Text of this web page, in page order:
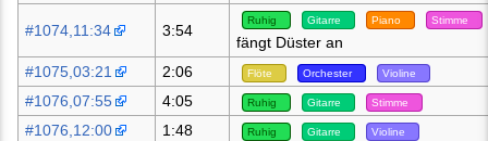
#1074,11:34 3:54
Ruhig Gitarre Piano Stimme
fängt Düster an
#1075,03:21
2:06 Flöte Orchester Violine
#1076,07:55 4:05 Ruhig Gitarre Stimme
#1076,12:00 1:48 Ruhig Gitarre Violine